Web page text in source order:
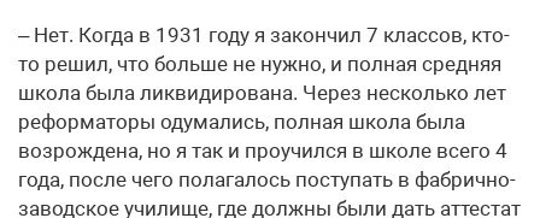
– Нет. Когда в 1931 году я закончил 7 классов, кто-
то решил, что больше не нужно, и полная средняя
школа была ликвидирована. Через несколько лет
реформаторы одумались, полная школа была
возрождена, но я так и проучился в школе всего 4
года, после чего полагалось поступать в фабрично-
заводское училище, где должны были дать аттестат